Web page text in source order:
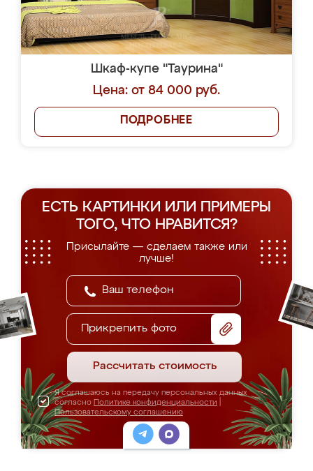
Шкаф-купе "Таурина"
Цена: от 84 000 руб.
ПОДРОБНЕЕ
ЕСТЬ КАРТИНКИ ИЛИ ПРИМЕРЫ
ТОГО, ЧТО НРАВИТСЯ?
Присылайте — сделаем также или
лучше!
Прикрепить фото
Рассчитать стоимость
Я соглашаюсь на передачу персональных данных
согласно Политике конфиденциальности
Пользовательскому соглашению